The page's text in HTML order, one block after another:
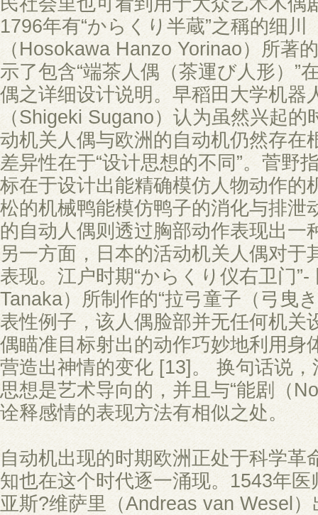
1796年有“からくり半蔵”之稱的细川
（Hosokawa Hanzo Yorinao）所著
示了包含“端茶人偶（茶運び人形）”
偶之详细设计说明。早稻田大学机器
（Shigeki Sugano）认为虽然兴起
动机关人偶与欧洲的自动机仍然存在
差异性在于“设计思想的不同”。菅野
标在于设计出能精确模仿人物动作的
松的机械鸭能模仿鸭子的消化与排泄
的自动人偶则透过胸部动作表现出一
另一方面，日本的活动机关人偶对于
表现。江户时期“からくり仪右卫门
Tanaka）所制作的“拉弓童子（弓曳
表性例子，该人偶脸部并无任何机关
偶瞄准目标射出的动作巧妙地利用身
营造出神情的变化 [13]。 换句话说
思想是艺术导向的，并且与“能剧（
诠释感情的表现方法有相似之处。
自动机出现的时期欧洲正处于科学革
知也在这个时代逐一涌现。1543年
亚斯?维萨里（Andreas van Wesel